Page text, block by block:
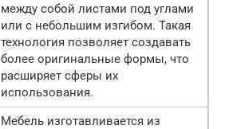
между собой листами под углами
или с небольшим изгибом. Такая
технология позволяет создавать
более оригинальные формы, что
расширяет сферы их
использования.
Мебель изготавливается из